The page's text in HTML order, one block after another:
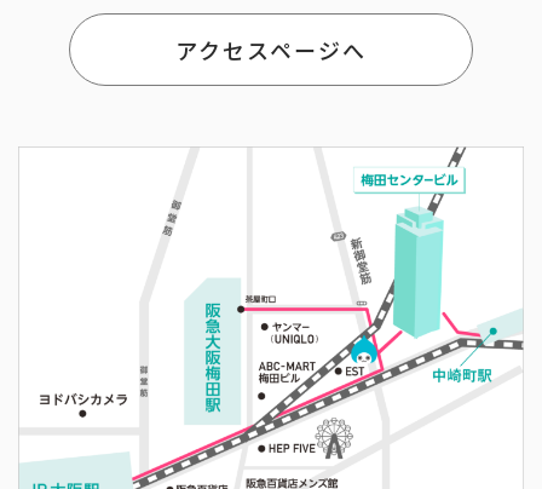
アクセスページへ